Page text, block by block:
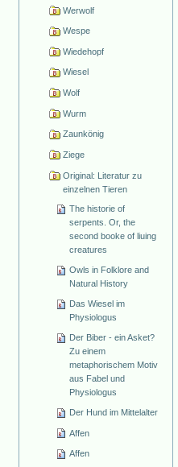
Werwolf
Wespe
Wiedehopf
Wiesel
Wolf
Wurm
Zaunkönig
Ziege
Original: Literatur zu
einzelnen Tieren
The historie of
serpents. Or, the
second booke of liuing
creatures
Owls in Folklore and
Natural History
Das Wiesel im
Physiologus
Der Biber - ein Asket?
Zu einem
metaphorischem Motiv
aus Fabel und
Physiologus
Der Hund im Mittelalter
Affen
Affen